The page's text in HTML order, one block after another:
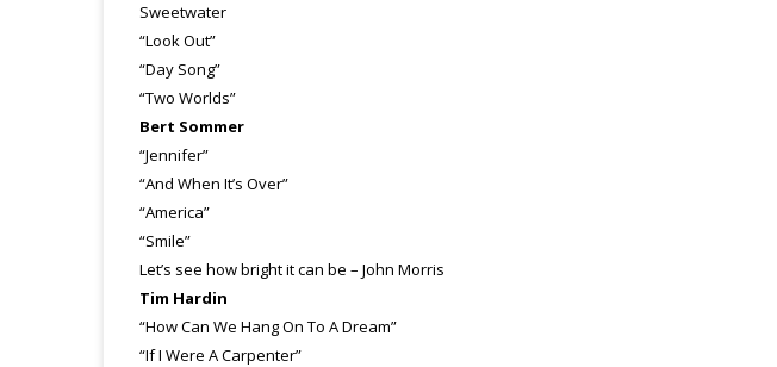
Sweetwater
“Look Out”
“Day Song”
“Two Worlds”
Bert Sommer
“Jennifer”
“And When It’s Over”
“America”
“Smile”
Let’s see how bright it can be – John Morris
Tim Hardin
“How Can We Hang On To A Dream”
“If I Were A Carpenter”